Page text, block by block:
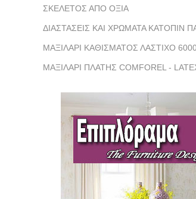
ΣΚΕΛΕΤΟΣ ΑΠΟ ΟΞΙΑ
ΔΙΑΣΤΑΣΕΙΣ ΚΑΙ ΧΡΩΜΑΤΑ ΚΑΤΟΠΙΝ
ΜΑΞΙΛΑΡΙ ΚΑΘΙΣΜΑΤΟΣ ΛΑΣΤΙΧΟ
ΜΑΞΙΛΑΡΙ ΠΛΑΤΗΣ COMFOREL -